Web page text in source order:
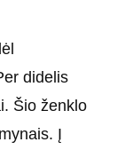
didelis
Šio ženklo
Į